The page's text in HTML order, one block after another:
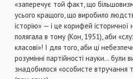
«заперечує той факт, що
усього кращого, що виробило
історію» — і це корифей історичної
полягала в тому (Кон, 1951), аби
класові»! І для того, аби ці
розумінні партійності науки... були
знадобилося «особисте втручання